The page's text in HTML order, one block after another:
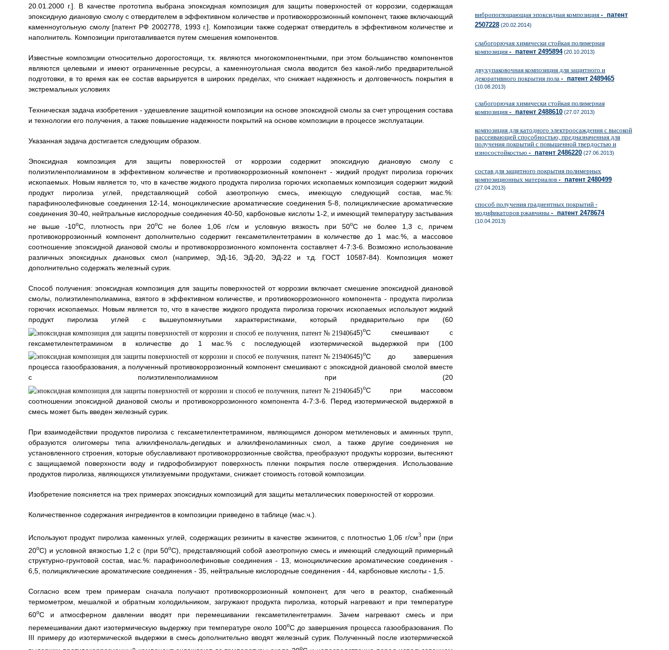
20.01.2000 г.]. В качестве прототипа выбрана эпоксидная композиция для защиты поверхностей от коррозии, содержащая
эпоксидную диановую смолу с отвердителем в эффективном количестве и противокоррозионный компонент, также включающий
каменноугольную смолу [патент РФ 2002778, 1993 г.]. Композиции также содержат отвердитель в эффективном количестве и
наполнитель. Композиции приготавливается путем смешения компонентов.
Известные композиции относительно дорогостоящи, т.к. являются многокомпонентными, при этом большинство компонентов
являются целевыми и имеют ограниченные ресурсы, а каменноугольная смола вводится без какой-либо предварительной
подготовки, в то время как ее состав варьируется в широких пределах, что снижает надежность и долговечность покрытия в
экстремальных условиях
Техническая задача изобретения - удешевление защитной композиции на основе эпоксидной смолы за счет упрощения состава
и технологии его получения, а также повышение надежности покрытий на основе композиции в процессе эксплуатации.
Указанная задача достигается следующим образом.
Эпоксидная композиция для защиты поверхностей от коррозии содержит эпоксидную диановую смолу с
полиэтиленполиамином в эффективном количестве и противокоррозионный компонент - жидкий продукт пиролиза горючих
ископаемых. Новым является то, что в качестве жидкого продукта пиролиза горючих ископаемых композиция содержит жидкий
продукт пиролиза углей, представляющий собой азеотропную смесь, имеющую следующий состав, мас.%:
парафиноолефиновые соединения 12-14, моноциклические ароматические соединения 5-8, полициклические ароматические
соединения 30-40, нейтральные кислородные соединения 40-50, карбоновые кислоты 1-2, и имеющий температуру застывания
не выше -10oС, плотность при 20oС не более 1,06 г/см и условную вязкость при 50oС не более 1,3 с, причем
противокоррозионный компонент дополнительно содержит гексаметилентетрамин в количестве до 1 мас.%, а массовое
соотношение эпоксидной диановой смолы и противокоррозионного компонента составляет 4-7:3-6. Возможно использование
различных эпоксидных диановых смол (например, ЭД-16, ЭД-20, ЭД-22 и т.д. ГОСТ 10587-84). Композиция может
дополнительно содержать железный сурик.
Способ получения: эпоксидная композиция для защиты поверхностей от коррозии включает смешение эпоксидной диановой
смолы, полиэтиленполиамина, взятого в эффективном количестве, и противокоррозионного компонента - продукта пиролиза
горючих ископаемых. Новым является то, что в качестве жидкого продукта пиролиза горючих ископаемых используют жидкий
продукт пиролиза углей с вышеупомянутыми характеристиками, который предварительно при (60
5)oС смешивают с
гексаметилентетрамином в количестве до 1 мас.% с последующей изотермической выдержкой при (100
5)oС до завершения
процесса газообразования, а полученный противокоррозионный компонент смешивают с эпоксидной диановой смолой вместе
с полиэтиленполиамином при (20
5)oС при массовом
соотношении эпоксидной диановой смолы и противокоррозионного компонента 4-7:3-6. Перед изотермической выдержкой в
смесь может быть введен железный сурик.
При взаимодействии продуктов пиролиза с гексаметилентетрамином, являющимся донором метиленовых и аминных трупп,
образуются олигомеры типа алкилфенолаль-дегидвых и алкилфеноламинных смол, а также другие соединения не
установленного строения, которые обуславливают противокоррозионные свойства, преобразуют продукты коррозии, вытесняют
с защищаемой поверхности воду и гидрофобизируют поверхность пленки покрытия после отверждения. Использование
продуктов пиролиза, являющихся утилизуемыми продуктами, снижает стоимость готовой композиции.
Изобретение поясняется на трех примерах эпоксидных композиций для защиты металлических поверхностей от коррозии.
Количественное содержания ингредиентов в композиции приведено в таблице (мас.ч.).
Используют продукт пиролиза каменных углей, содержащих резиниты в качестве экзинитов, с плотностью 1,06 г/см3при (при
20oС) и условной вязкостью 1,2 с (при 50oС), представляющий собой азеотропную смесь и имеющий следующий примерный
структурно-грунтовой cocтaв, мас.%: парафиноолефиновые соединения - 13, моноциклические ароматические соединения -
6,5, полициклические ароматические соединения - 35, нейтральные кислородные соединения - 44, карбоновые кислоты - 1,5.
Согласно всем трем примерам сначала получают противокоррозионный компонент, для чего в реактор, снабженный
термометром, мешалкой и обратным холодильником, загружают продукта пиролиза, который нагревают и при температуре
60oС и атмосферном давлении вводят при перемешивании гексаметилентетрамин. Зачем нагревают смесь и при
перемешивании дают изотермическую выдержку при температуре около 100oС до завершения процесса газообразования. По
III примеру до изотермической выдержки в смесь дополнительно вводят железный сурик. Полученный после изотермической
o
вибропоглощающая эпоксидная композиция - патент
2507228 (20.02.2014)
слабогорючая химически стойкая полимерная
композиция - патент 2495894(20.10.2013)
двухупаковочная композиция для защитного и
декоративного покрытия пола - патент 2489465
(10.08.2013)
слабогорючая химически стойкая полимерная
композиция - патент 2488610 (27.07.2013)
композиция для катодного электроосаждения с высокой
рассеивающей способностью, предназначенная для
получения покрытий с повышенной твердостью и
износостойкостью - патент 2486220 (27.06.2013)
состав для защитного покрытия полимерных
композиционных материалов - патент 2480499
(27.04.2013)
способ получения градиентных покрытий -
модификаторов ржавчины - патент 2478674
(10.04.2013)